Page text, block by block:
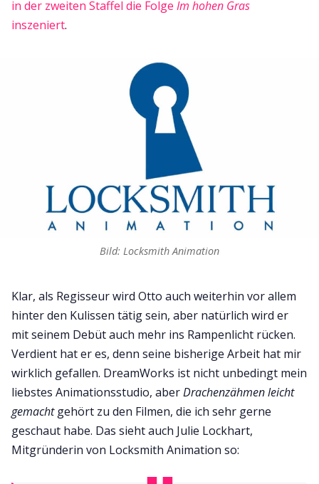
in der zweiten Staffel die Folge Im hohen Gras
inszeniert.
Bild: Locksmith Animation
Klar, als Regisseur wird Otto auch weiterhin vor allem
hinter den Kulissen tätig sein, aber natürlich wird er
mit seinem Debüt auch mehr ins Rampenlicht rücken.
Verdient hat er es, denn seine bisherige Arbeit hat mir
wirklich gefallen. DreamWorks ist nicht unbedingt mein
liebstes Animationsstudio, aberDrachenzähmen leicht
gemachtgehört zu den Filmen, die ich sehr gerne
geschaut habe. Das sieht auch Julie Lockhart,
Mitgründerin von Locksmith Animation so: